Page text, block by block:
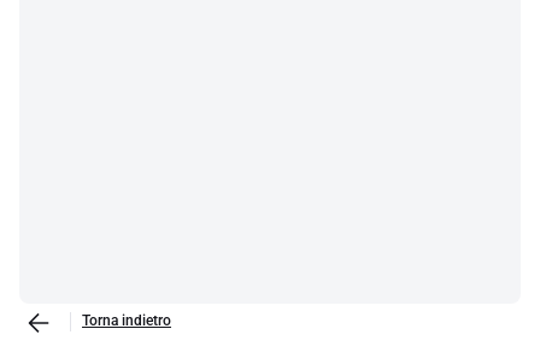
Torna indietro